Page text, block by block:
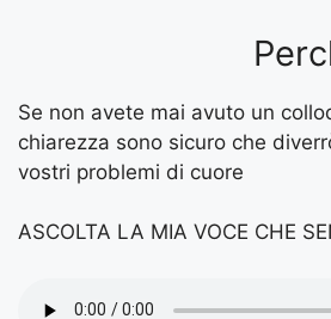
Se non avete mai avuto un
chiarezza sono sicuro che
vostri problemi di cuore
ASCOLTA LA MIA VOCE CHE